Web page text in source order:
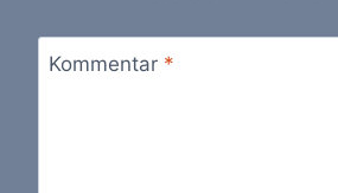
Kommentar *